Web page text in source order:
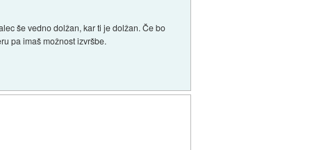
še vedno dolžan, kar ti je dolžan. Če bo
pa imaš možnost izvršbe.